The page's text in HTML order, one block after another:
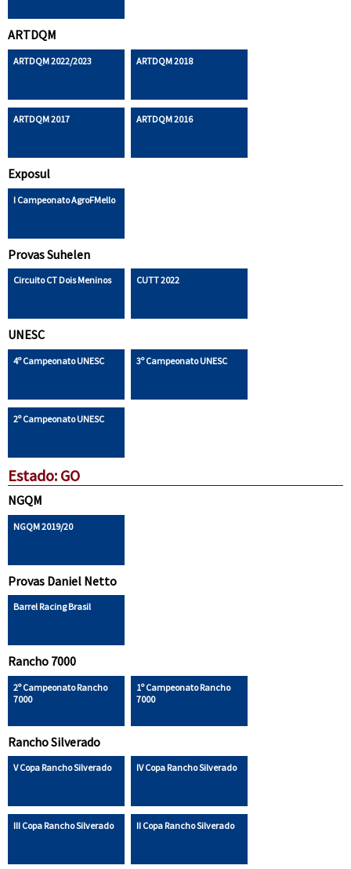
ARTDQM
ARTDQM 2022/2023 ARTDQM 2018
ARTDQM 2017 ARTDQM 2016
Exposul
I Campeonato AgroFMello
Provas Suhelen
Circuito CT Dois Meninos CUTT 2022
UNESC
4º Campeonato UNESC 3º Campeonato UNESC
2º Campeonato UNESC
Estado: GO
NGQM
NGQM 2019/20
Provas Daniel Netto
Barrel Racing Brasil
Rancho 7000
2º Campeonato Rancho
7000
1º Campeonato Rancho
7000
Rancho Silverado
V Copa Rancho Silverado IV Copa Rancho Silverado
III Copa Rancho Silverado II Copa Rancho Silverado